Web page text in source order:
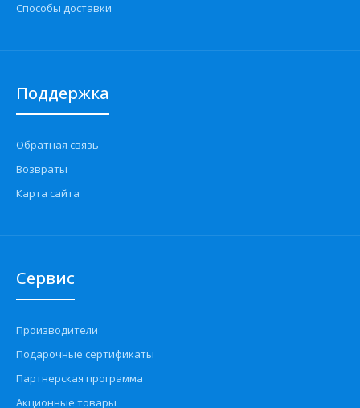
Способы доставки
Поддержка
Обратная связь
Возвраты
Карта сайта
Сервис
Производители
Подарочные сертификаты
Партнерская программа
Акционные товары